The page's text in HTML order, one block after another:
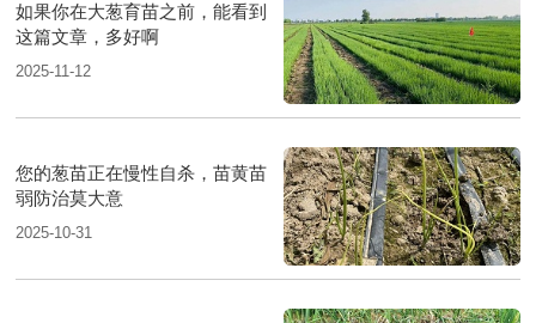
如果你在大葱育苗之前，能看到
这篇文章，多好啊
2025-11-12
您的葱苗正在慢性自杀，苗黄苗
弱防治莫大意
2025-10-31